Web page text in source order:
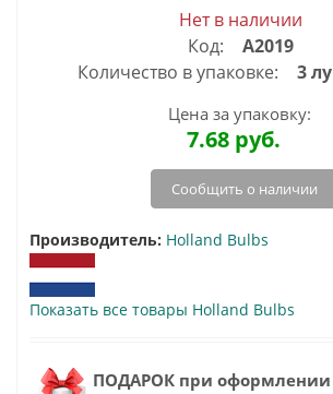
Нет в наличии
Код:
А2019
Количество в упаковке:
3
Цена за упаковку:
7.68 руб.
Сообщить о наличии
Производитель: Holland Bulbs
Показать все товары Holland Bulbs
ПОДАРОК при оформлении